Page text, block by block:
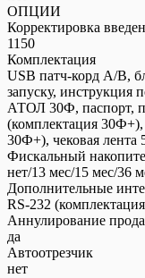
ОПЦИИ
Корректировка
1150
Комплектация
USB патч-корд A/B,
запуску,
АТОЛ 30Ф, паспорт,
(комплектация
30Ф+), чековая лента
Фискальный
нет/13 мес/15 мес/36
Дополнительные
RS-232
Аннулирование
да
Автоотрезчик
нет